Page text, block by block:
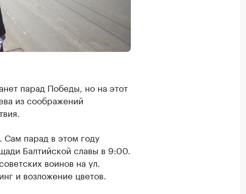
парад Победы, но на этот
из соображений
Сам парад в этом году
Балтийской славы в 9:00.
воинов на ул.
и возложение цветов.